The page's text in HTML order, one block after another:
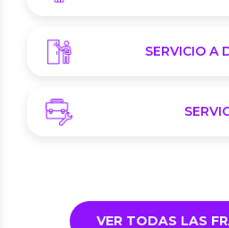
SERVICIO A
VER TODAS LAS